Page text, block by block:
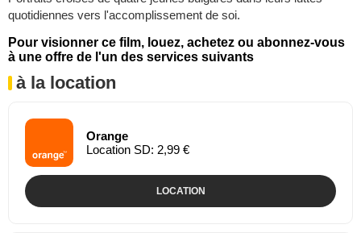
quotidiennes vers l'accomplissement de soi.
Pour visionner ce film, louez, achetez ou abonnez-vous
à une offre de l'un des services suivants
à la location
Orange
Location SD: 2,99 €
LOCATION